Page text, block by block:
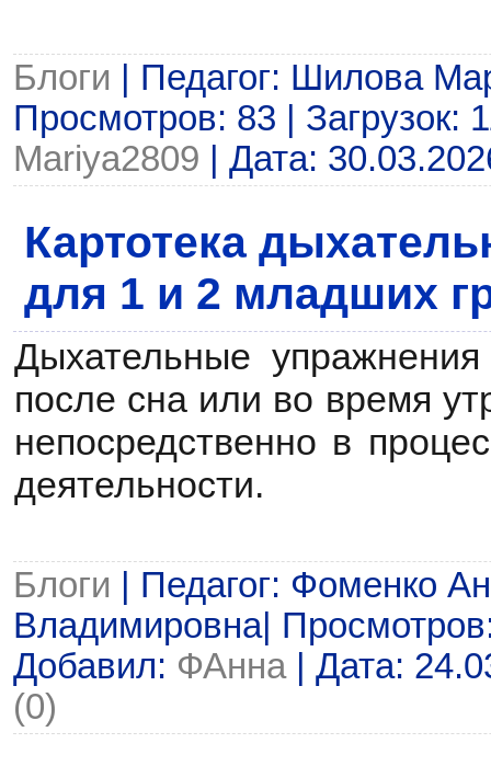
Блоги | Педагог: Шилова
Просмотров: 83 | Загрузок:
Mariya2809 | Дата:
Картотека
для 1 и 2 младших
Дыхательные
после сна или во время
непосредственно в
деятельности.
Блоги | Педагог: Фоменко
Владимировна|
Добавил: ФАнна| Дата:
(0)